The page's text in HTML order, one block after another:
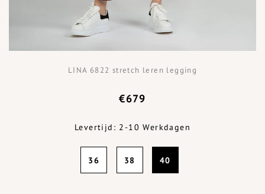
LINA 6822 stretch leren legging
€679
Levertijd: 2-10 Werkdagen
36 38 40